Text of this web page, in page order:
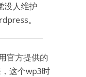
没人维护
。
官方提供的
这个wp3时